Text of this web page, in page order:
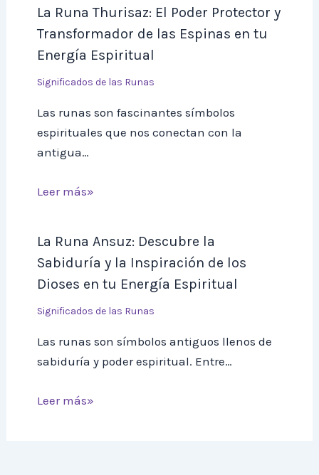
La Runa Thurisaz: El Poder Protector y
Transformador de las Espinas en tu
Energía Espiritual
Significados de las Runas
Las runas son fascinantes símbolos
espirituales que nos conectan con la
antigua…
Leer más»
La Runa Ansuz: Descubre la
Sabiduría y la Inspiración de los
Dioses en tu Energía Espiritual
Significados de las Runas
Las runas son símbolos antiguos llenos de
sabiduría y poder espiritual. Entre…
Leer más»